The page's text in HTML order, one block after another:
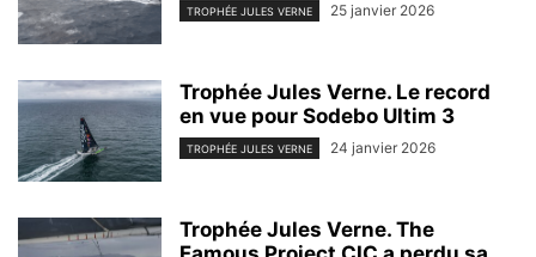
TROPHÉE JULES VERNE 25 janvier 2026
Trophée Jules Verne. Le record
en vue pour Sodebo Ultim 3
TROPHÉE JULES VERNE 24 janvier 2026
Trophée Jules Verne. The